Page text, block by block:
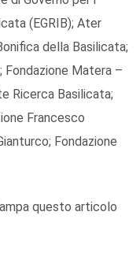
(EGRIB); Ater
della Basilicata;
Fondazione Matera –
Ricerca Basilicata;
Francesco
Fondazione
questo articolo